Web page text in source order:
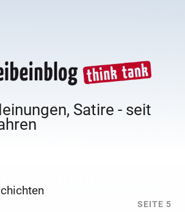
Satire - seit
SEITE 5